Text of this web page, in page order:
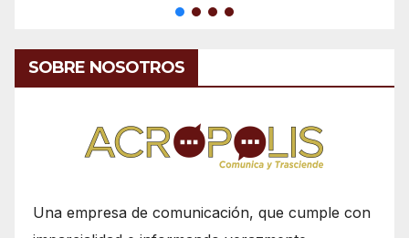
SOBRE NOSOTROS
Una empresa de comunicación, que cumple con